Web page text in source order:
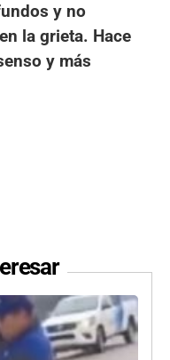
y no
la grieta. Hace
y más